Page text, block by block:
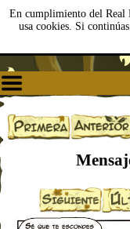
En cumplimiento del Real
usa cookies. Si